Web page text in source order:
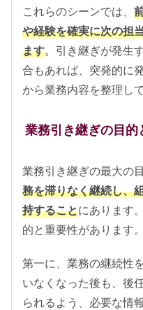
これらのシーンでは、
や経験を確実に次の担
ます。引き継ぎが発生
合もあれば、突発的に
から業務内容を整理し
業務引き継ぎの目的
業務引き継ぎの最大の目
務を滞りなく継続し、
持することにあります
的と重要性があります。
第一に、業務の継続性
いなくなった後も、後
られるよう、必要な情